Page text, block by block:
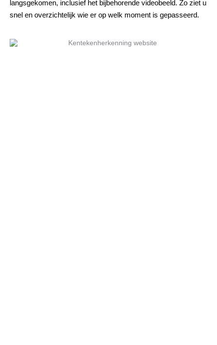
langsgekomen, inclusief het bijbehorende videobeeld. Zo ziet u
snel en overzichtelijk wie er op welk moment is gepasseerd.